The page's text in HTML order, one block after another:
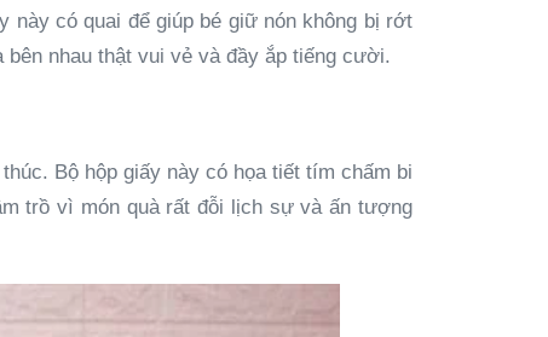
này có quai để giúp bé giữ nón không bị rớt
nhau thật vui vẻ và đầy ắp tiếng cười.
Bộ hộp giấy này có họa tiết tím chấm bi
trồ vì món quà rất đỗi lịch sự và ấn tượng